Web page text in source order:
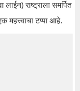
राष्ट्राला समर्पित
महत्त्वाचा टप्पा आहे.